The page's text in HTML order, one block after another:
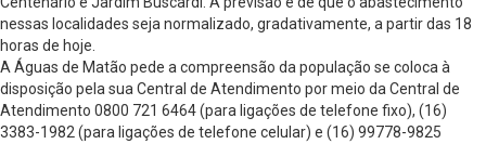
nessas localidades seja normalizado, gradativamente, a partir das 18
horas de hoje.
A Águas de Matão pede a compreensão da população se coloca à
disposição pela sua Central de Atendimento por meio da Central de
Atendimento 0800 721 6464 (para ligações de telefone fixo), (16)
3383-1982 (para ligações de telefone celular) e (16) 99778-9825